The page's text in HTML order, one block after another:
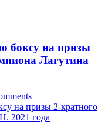
боксу на призы
Лагутина